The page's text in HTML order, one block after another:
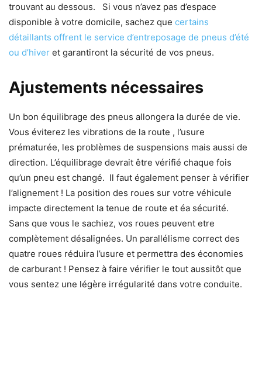
trouvant au dessous. Si vous n’avez pas d’espace
disponible à votre domicile, sachez que certains
détaillants offrent le service d’entreposage de pneus d’été
ou d’hiver et garantiront la sécurité de vos pneus.
Ajustements nécessaires
Un bon équilibrage des pneus allongera la durée de vie.
Vous éviterez les vibrations de la route , l’usure
prématurée, les problèmes de suspensions mais aussi de
direction. L’équilibrage devrait être vérifié chaque fois
qu’un pneu est changé. Il faut également penser à vérifier
l’alignement ! La position des roues sur votre véhicule
impacte directement la tenue de route et éa sécurité.
Sans que vous le sachiez, vos roues peuvent etre
complètement désalignées. Un parallélisme correct des
quatre roues réduira l’usure et permettra des économies
de carburant ! Pensez à faire vérifier le tout aussitôt que
vous sentez une légère irrégularité dans votre conduite.